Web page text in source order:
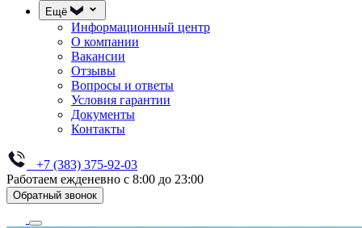
Ещё
Информационный центр
О компании
Вакансии
Отзывы
Вопросы и ответы
Условия гарантии
Документы
Контакты
+7 (383) 375-92-03
Работаем ежденевно с 8:00 до 23:00
Обратный звонок